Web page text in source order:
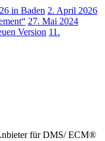
in Baden 2. April 2026
27. Mai 2024
Version 11.
für DMS/ ECM®